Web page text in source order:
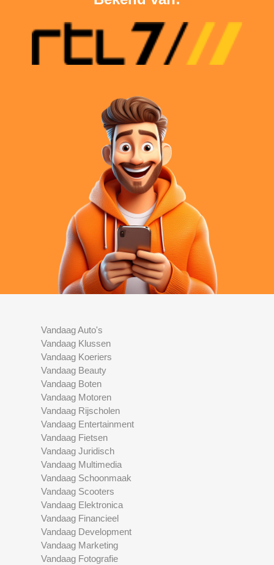
Vandaag Auto's
Vandaag Klussen
Vandaag Koeriers
Vandaag Beauty
Vandaag Boten
Vandaag Motoren
Vandaag Rijscholen
Vandaag Entertainment
Vandaag Fietsen
Vandaag Juridisch
Vandaag Multimedia
Vandaag Schoonmaak
Vandaag Scooters
Vandaag Elektronica
Vandaag Financieel
Vandaag Development
Vandaag Marketing
Vandaag Fotografie